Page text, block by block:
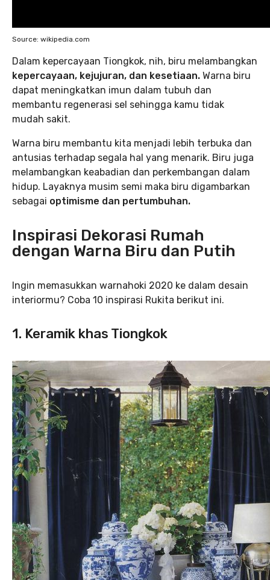
Source: wikipedia.com
Dalam kepercayaan Tiongkok, nih, biru melambangkan
kepercayaan, kejujuran, dan kesetiaan. Warna biru
dapat meningkatkan imun dalam tubuh dan
membantu regenerasi sel sehingga kamu tidak
mudah sakit.
Warna biru membantu kita menjadi lebih terbuka dan
antusias terhadap segala hal yang menarik. Biru juga
melambangkan keabadian dan perkembangan dalam
hidup. Layaknya musim semi maka biru digambarkan
sebagai optimisme dan pertumbuhan.
Inspirasi Dekorasi Rumah
dengan Warna Biru dan Putih
Ingin memasukkan warnahoki 2020 ke dalam desain
interiormu? Coba 10 inspirasi Rukita berikut ini.
1. Keramik khas Tiongkok